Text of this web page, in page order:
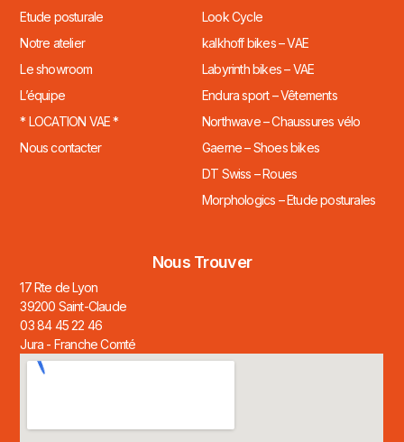
Etude posturale
Notre atelier
Le showroom
L’équipe
* LOCATION VAE *
Nous contacter
Look Cycle
kalkhoff bikes – VAE
Labyrinth bikes – VAE
Endura sport – Vêtements
Northwave – Chaussures vélo
Gaerne – Shoes bikes
DT Swiss – Roues
Morphologics – Etude posturales
Nous Trouver
17 Rte de Lyon
39200 Saint-Claude
03 84 45 22 46
Jura - Franche Comté